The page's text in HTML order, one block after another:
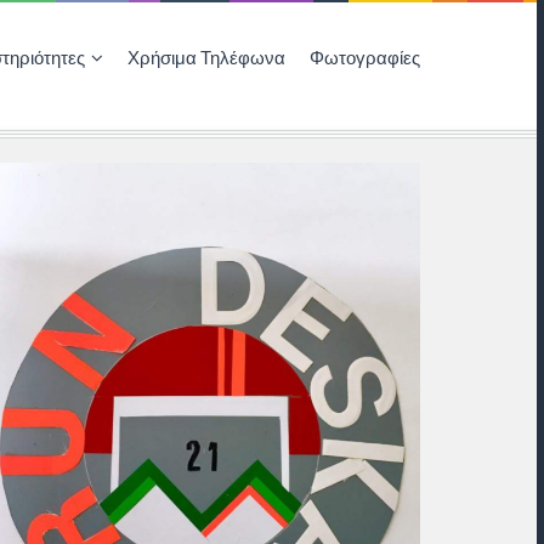
Χρήσιμα Τηλέφωνα Φωτογραφίες